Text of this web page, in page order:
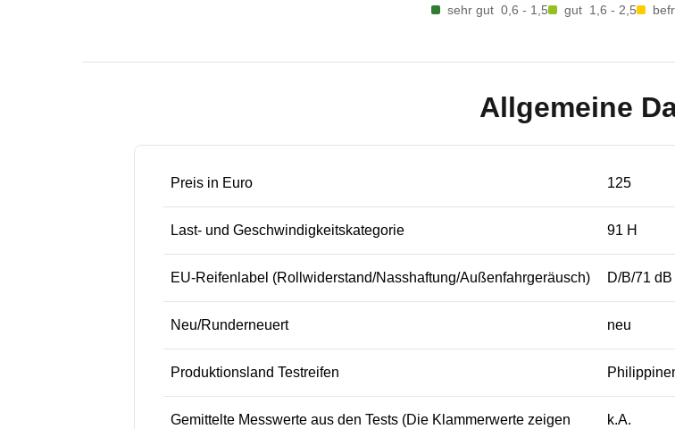
sehr gut 0,6 - 1,5 gut 1,6 - 2,5
Allgemeine
Preis in Euro 125
Last- und Geschwindigkeitskategorie 91 H
EU-Reifenlabel (Rollwiderstand/Nasshaftung/Außenfahrgeräusch) D/B/71 dB
Neu/Runderneuert neu
Produktionsland Testreifen
Gemittelte Messwerte aus den Tests (Die Klammerwerte zeigen
k.A.